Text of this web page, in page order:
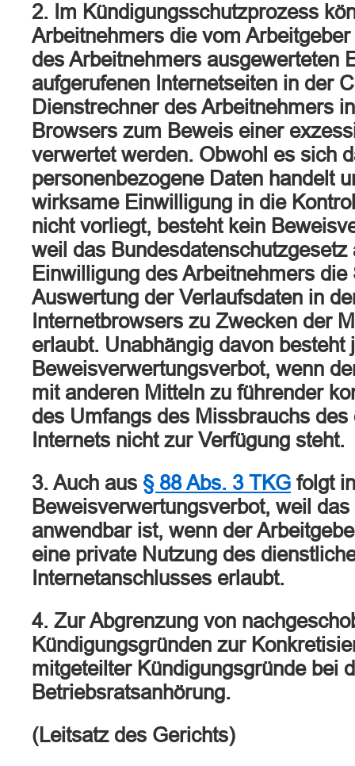
2. Im Kündigungsschutzprozess
Arbeitnehmers die vom
des Arbeitnehmers ausgewerteten
aufgerufenen Internetseiten in der
Dienstrechner des Arbeitnehmers
Browsers zum Beweis einer
verwertet werden. Obwohl es sich
personenbezogene Daten handelt
wirksame Einwilligung in die
nicht vorliegt, besteht kein
weil das Bundesdatenschutzgesetz
Einwilligung des Arbeitnehmers
Auswertung der Verlaufsdaten in
Internetbrowsers zu Zwecken der
erlaubt. Unabhängig davon besteht
Beweisverwertungsverbot, wenn
mit anderen Mitteln zu führender
des Umfangs des Missbrauchs des
Internets nicht zur Verfügung steht.
3. Auch aus § 88 Abs. 3 TKG folgt
Beweisverwertungsverbot, weil
anwendbar ist, wenn der
eine private Nutzung des
Internetanschlusses erlaubt.
4. Zur Abgrenzung von
Kündigungsgründen zur
mitgeteilter Kündigungsgründe bei
Betriebsratsanhörung.
(Leitsatz des Gerichts)